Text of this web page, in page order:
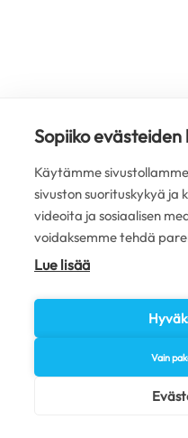
Sopiiko evästeiden
Käytämme
sivuston suorituskykyä
videoita ja sosiaalisen
voidaksemme tehdä
Lue lisää
Vain